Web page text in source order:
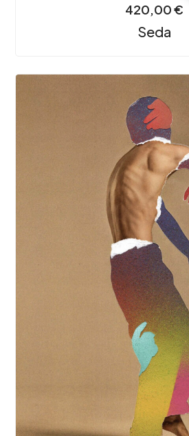
420,00€
Seda